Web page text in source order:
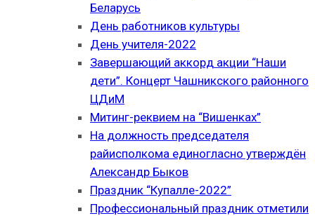
Беларусь
День работников культуры
День учителя-2022
Завершающий аккорд акции “Наши
дети”. Концерт Чашникского районного
ЦДиМ
Митинг-реквием на “Вишенках”
На должность председателя
райисполкома единогласно утверждён
Александр Быков
Праздник “Купалле-2022”
Профессиональный праздник отметили